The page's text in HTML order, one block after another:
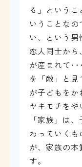
る」という
いうことな
い、という男
恋人同士から
が産まれて･
を「敵」と
が子どもを
ヤキモチをや
「家族」は
わっていくも
が、家族の
す。